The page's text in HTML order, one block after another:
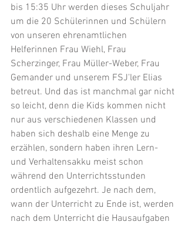
bis 15:35 Uhr werden dieses Schuljahr
um die 20 Schülerinnen und Schülern
von unseren ehrenamtlichen
Helferinnen Frau Wiehl, Frau
Scherzinger, Frau Müller-Weber, Frau
Gemander und unserem FSJ'ler Elias
betreut. Und das ist manchmal gar nicht
so leicht, denn die Kids kommen nicht
nur aus verschiedenen Klassen und
haben sich deshalb eine Menge zu
erzählen, sondern haben ihren Lern-
und Verhaltensakku meist schon
während den Unterrichtsstunden
ordentlich aufgezehrt. Je nach dem,
wann der Unterricht zu Ende ist, werden
nach dem Unterricht die Hausaufgaben